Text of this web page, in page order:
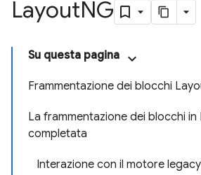
LayoutNG
Su questa pagina
Frammentazione dei blocchi
La frammentazione dei blocchi
completata
Interazione con il motore legacy